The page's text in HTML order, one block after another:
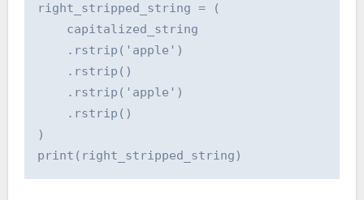
right_stripped_string = (
    capitalized_string
    .rstrip('apple')
    .rstrip()
    .rstrip('apple')
    .rstrip()
)
print(right_stripped_string)